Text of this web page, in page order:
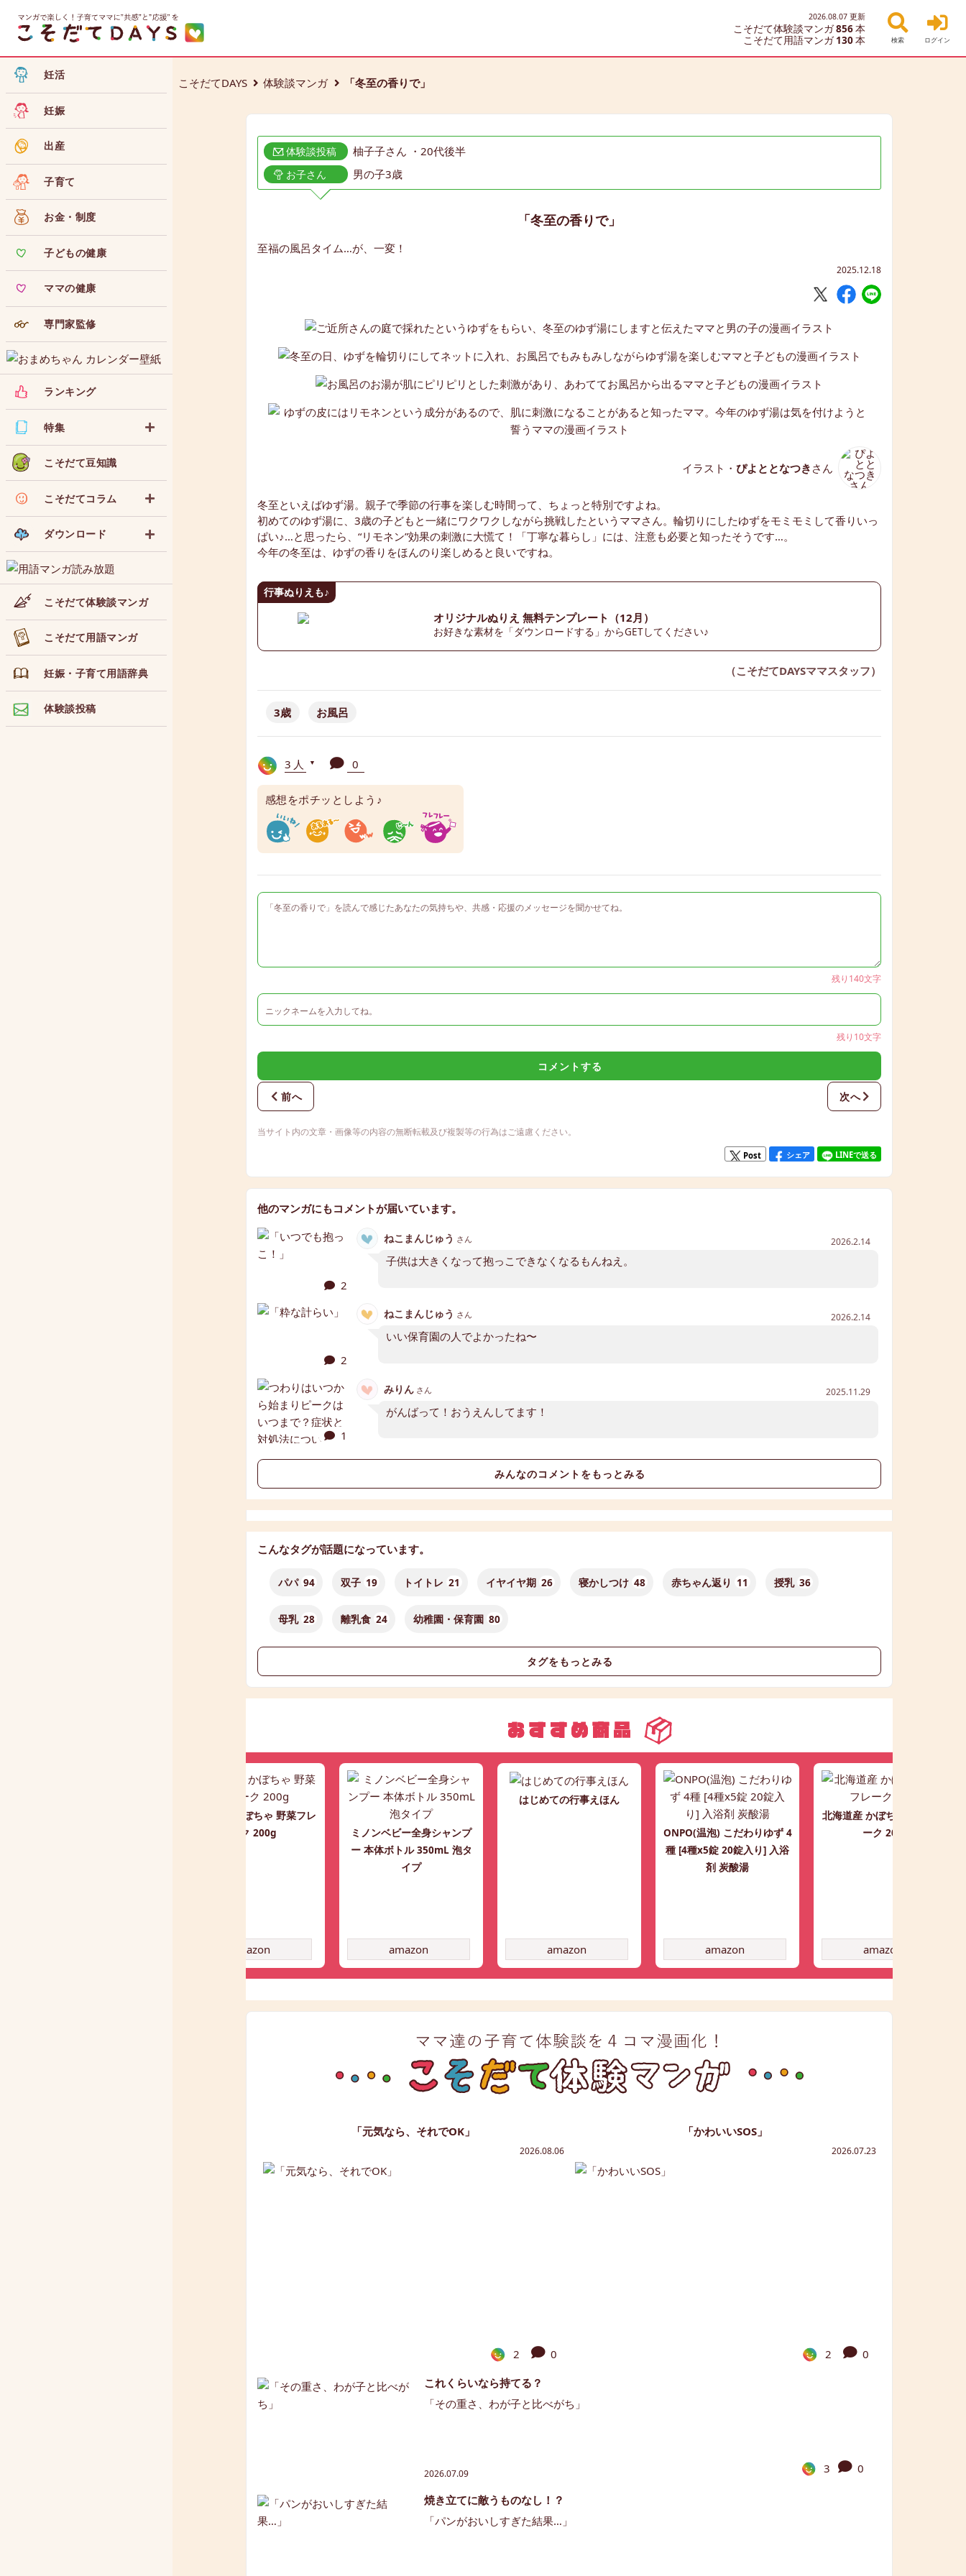
2026.08.07 更新
こそだて体験談マンガ856本
こそだて用語マンガ 130本 検索 ログイン
妊活
妊娠
出産
子育て
お金・制度
子どもの健康
ママの健康
専門家監修
ランキング
特集
こそだて豆知識
こそだてコラム
ダウンロード
こそだて体験談マンガ
こそだて用語マンガ
妊娠・子育て用語辞典
体験談投稿
こそだてDAYS 体験談マンガ 「冬至の香りで」
体験談投稿 柚子子さん ・20代後半
お子さん 男の子3歳
「冬至の香りで」
至福の風呂タイム…が、一変！
2025.12.18
イラスト・ ぴよととなつき さん
冬至といえばゆず湯。親子で季節の行事を楽しむ時間って、ちょっと特別ですよね。
初めてのゆず湯に、3歳の子どもと一緒にワクワクしながら挑戦したというママさん。輪切りにしたゆずをモミモミして香りいっ
ぱい♪…と思ったら、“リモネン”効果の刺激に大慌て！「丁寧な暮らし」には、注意も必要と知ったそうです…。
今年の冬至は、ゆずの香りをほんのり楽しめると良いですね。
行事ぬりえも♪
オリジナルぬりえ 無料テンプレート（12月）
お好きな素材を「ダウンロードする」からGETしてください♪
（こそだてDAYSママスタッフ）
3歳 お風呂
3人 ▼ 0
感想をポチッとしよう♪
残り140文字
残り10文字
コメントする
前へ 次へ
当サイト内の文章・画像等の内容の無断転載及び複製等の行為はご遠慮ください。
Post シェア LINEで送る
他のマンガにもコメントが届いています。
2
ねこまんじゅう さん 2026.2.14
子供は大きくなって抱っこできなくなるもんねえ。
2
ねこまんじゅう さん 2026.2.14
いい保育園の人でよかったね〜
1
みりんさん 2025.11.29
がんばって！おうえんしてます！
みんなのコメントをもっとみる
こんなタグが話題になっています。
パパ 94 双子 19 トイトレ 21 イヤイヤ期 26 寝かしつけ 48 赤ちゃん返り 11 授乳 36
母乳 28 離乳食 24 幼稚園・保育園 80
タグをもっとみる
北海道産 かぼちゃ 野菜フレ
ーク 200g
amazon
ミノンベビー全身シャンプ
ー 本体ボトル 350mL 泡タ
イプ
amazon
はじめての行事えほん
amazon
ONPO(温泡) こだわりゆず 4
種 [4種x5錠 20錠入り] 入浴
剤 炭酸湯
amazon
北海道産 かぼちゃ 野菜フレ
ーク 200g
amazon
「元気なら、それでOK」
2026.08.06
2 0
「かわいいSOS」
2026.07.23
2
0
これくらいなら持てる？
「その重さ、わが子と比べがち」
2026.07.09 3 0
焼き立てに敵うものなし！？
「パンがおいしすぎた結果…」